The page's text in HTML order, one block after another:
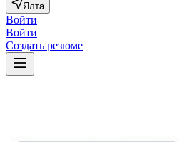
Ялта
Войти
Войти
Создать резюме